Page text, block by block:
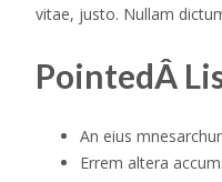
vitae, justo. Nullam
PointedÂ
An eius
Errem altera